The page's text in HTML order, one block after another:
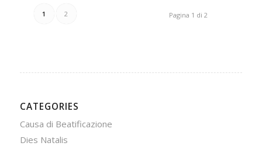
Pagina 1 di 2
1 2
CATEGORIES
Causa di Beatificazione
Dies Natalis